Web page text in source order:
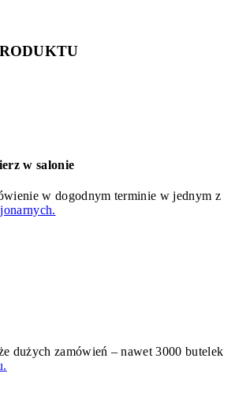
w salonie
w dogodnym terminie w jednym z
dużych zamówień – nawet 3000 butelek